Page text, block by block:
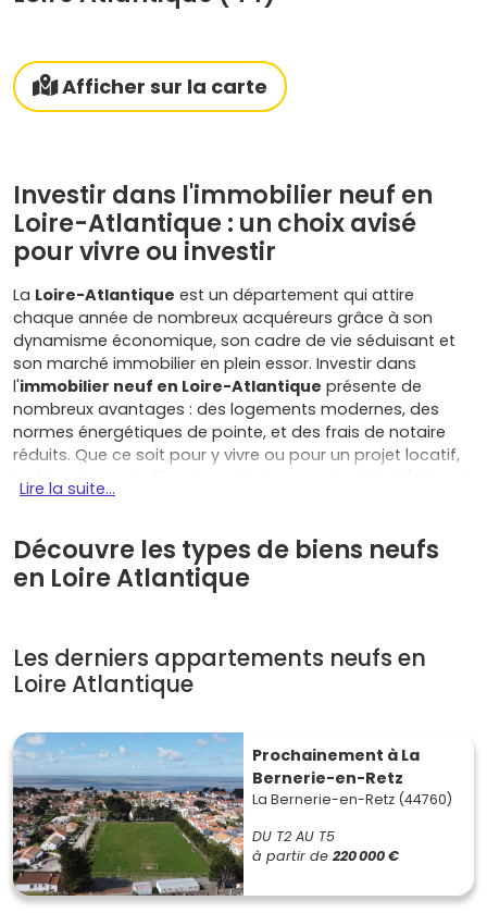
Afficher sur la carte
Investir dans l'immobilier neuf en
Loire-Atlantique : un choix avisé
pour vivre ou investir
La Loire-Atlantique est un département qui attire
chaque année de nombreux acquéreurs grâce à son
dynamisme économique, son cadre de vie séduisant et
son marché immobilier en plein essor. Investir dans
l'immobilier neuf en Loire-Atlantique présente de
nombreux avantages : des logements modernes, des
normes énergétiques de pointe, et des frais de notaire
réduits. Que ce soit pour y vivre ou pour un projet locatif,
le département offre de multiples opportunités. N'attends
plus, consulte dès maintenant les meilleures offres
neuf !
Acheter un bien neuf en
quelques-uns des principaux atouts :
Qualité de vie exceptionnelle: entre Nantes, la côte
Atlantique et ses paysages naturels, laLoire-
Atlantiqueoffre un cadre de vie idéal pour les
familles et les retraités.
Marché en forte demande
démographique stimule le marché immobilier,
Lire la suite...
Découvre les types de biens neufs
en Loire Atlantique
Les derniers appartements neufs en
Loire Atlantique
Prochainement à La
Bernerie-en-Retz
La Bernerie-en-Retz (44760)
DU T2 AU T5
à partir de 220 000 €